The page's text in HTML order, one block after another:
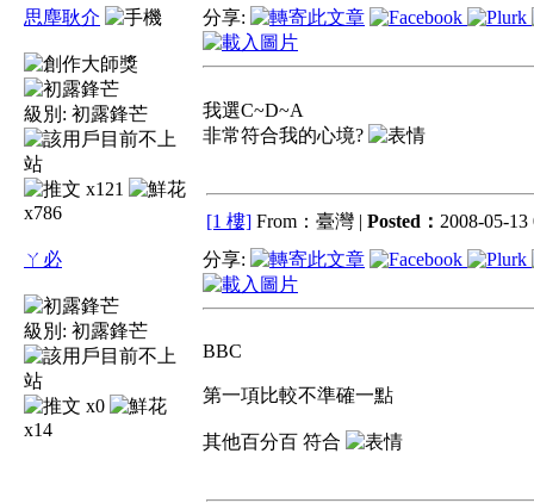
思塵耿介
級別: 初露鋒芒
x121
x786
分享:
我選C~D~A
非常符合我的心境?
[1 樓] From：臺灣 | Posted： 2008-05-13
ㄚ必
級別: 初露鋒芒
x0
x14
分享:
BBC
第一項比較不準確一點
其他百分百 符合